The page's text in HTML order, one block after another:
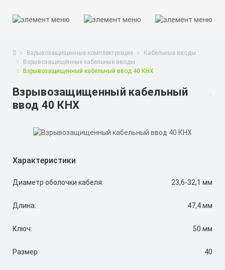
Взрывозащищенные комплектующие
Кабельные вводы
Взрывозащищённые кабельные вводы
Взрывозащищенный кабельный ввод 40 КНХ
Взрывозащищенный кабельный
ввод 40 КНХ
Характеристики
Диаметр оболочки кабеля: 23,6-32,1 мм
Длина: 47,4 мм
Ключ: 50 мм
Размер: 40